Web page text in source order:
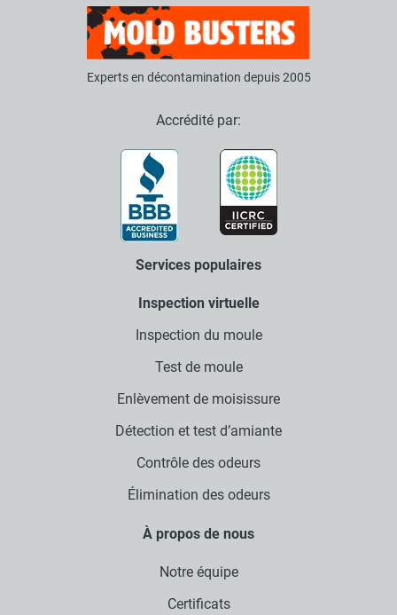
Experts en décontamination depuis 2005
Accrédité par:
Services populaires
Inspection virtuelle
Inspection du moule
Test de moule
Enlèvement de moisissure
Détection et test d’amiante
Contrôle des odeurs
Élimination des odeurs
À propos de nous
Notre équipe
Certificats